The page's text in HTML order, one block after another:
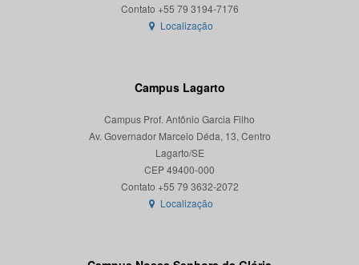
Localização
Campus Lagarto
Campus Prof. Antônio Garcia Filho
Av. Governador Marcelo Déda, 13, Centro
Lagarto/SE
CEP 49400-000
Localização